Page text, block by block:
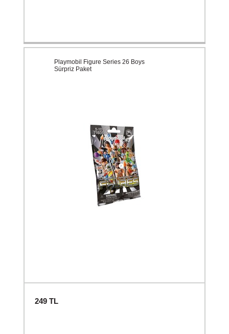
Playmobil Figure Series 26 Boys
Sürpriz Paket
249 TL